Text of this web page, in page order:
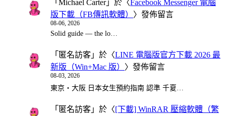
「 Michael Carter」於〈Facebook Messenger 電腦
版下載（FB傳訊軟體） 〉發佈留言
08-06, 2026
Solid guide — the lo…
「 匿名訪客 」於〈LINE 電腦版官方下載 2026 最
新版（Win+Mac 版） 〉發佈留言
08-03, 2026
東京・大阪 日本女生預約指南 認準 千夏…
「 匿名訪客 」於〈[下載] WinRAR 壓縮軟體（繁